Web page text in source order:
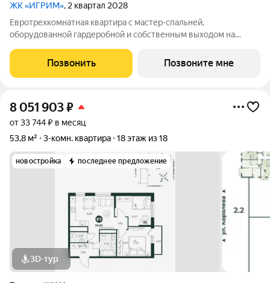
ЖК «ИГРИМ», 2 квартал 2028
Евротрехкомнатная квартира с мастер-спальней,
оборудованной гардеробной и собственным выходом на
готовить и одновременно следить за детьми, принимать
гостей. Планировкой предусмотрено два санузла.
Позвонить Позвоните мне
8 051 903₽
от 33 744 ₽ в месяц
53,8 м²
3-комн. квартира 18 этаж из 18
новостройка последнее предложение
3D-тур